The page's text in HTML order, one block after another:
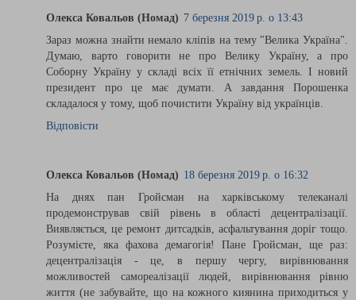
Олекса Ковальов (Номад) 7 березня 2019 р. о 13:43
Зараз можна знайти немало кліпів на тему "Велика Україна".
Думаю, варто говорити не про Велику Україну, а про
Соборну Україну у складі всіх її етнічних земель. І новий
президент про це має думати. А завдання Порошенка
складалося у тому, щоб почистити Україну від українців.
Відповісти
Олекса Ковальов (Номад) 18 березня 2019 р. о 16:32
На днях пан Гройсман на харківському телеканалі
продемонстрував свій рівень в області децентралізації.
Виявляється, це ремонт дитсадків, асфальтування доріг тощо.
Розумієте, яка фахова демагогія! Пане Гройсман, ще раз:
децентралізація - це, в першу чергу, вирівнювання
можливостей самореалізації людей, вирівнювання рівню
життя (не забувайте, що на кожного киянина приходиться у